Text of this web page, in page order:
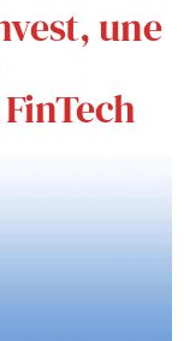
une